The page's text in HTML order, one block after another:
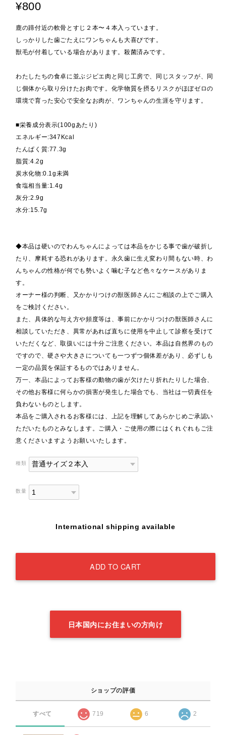
¥800
鹿の蹄付近の軟骨とすじ２本〜４本入っています。
しっかりした歯ごたえにワンちゃんも大喜びです。
獣毛が付着している場合があります。殺菌済みです。
わたしたちの食卓に並ぶジビエ肉と同じ工房で、同じスタッフが、同
じ個体から取り分けたお肉です。化学物質を摂るリスクがほぼゼロの
環境で育った安心で安全なお肉が、ワンちゃんの生涯を守ります。
■栄養成分表示(100gあたり)
エネルギー:347Kcal
たんぱく質:77.3g
脂質:4.2g
炭水化物:0.1g未満
食塩相当量:1.4g
灰分:2.9g
水分:15.7g
◆本品は硬いのでわんちゃんによっては本品をかじる事で歯が破折し
たり、摩耗する恐れがあります。永久歯に生え変わり間もない時、わ
んちゃんの性格が何でも勢いよく噛む子など色々なケースがありま
す。
オーナー様の判断、又かかりつけの獣医師さんにご相談の上でご購入
をご検討ください。
また、具体的な与え方や頻度等は、事前にかかりつけの獣医師さんに
相談していただき、異常があれば直ちに使用を中止して診察を受けて
いただくなど、取扱いには十分ご注意ください。本品は自然界のもの
ですので、硬さや大きさについても一つずつ個体差があり、必ずしも
一定の品質を保証するものではありません。
万一、本品によってお客様の動物の歯が欠けたり折れたりした場合、
その他お客様に何らかの損害が発生した場合でも、当社は一切責任を
負わないものとします。
本品をご購入されるお客様には、上記を理解してあらかじめご承認い
ただいたものとみなします。ご購入・ご使用の際にはくれぐれもご注
意くださいますようお願いいたします。
種類
数量
International shipping available
ADD TO CART
日本国内にお住まいの方向け
ショップの評価
すべて 719 6 2